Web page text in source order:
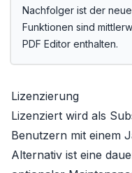
Nachfolger ist der neue
Funktionen sind
PDF Editor enthalten.
Lizenzierung
Lizenziert wird als
Benutzern mit einem
Alternativ ist eine